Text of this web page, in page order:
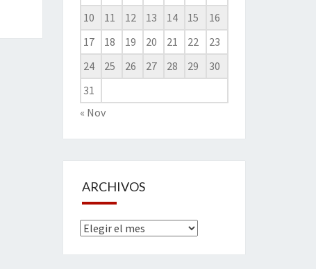
10
11 12 13 14 15
16
17
18 19 20 21 22
23
24
25 26 27 28 29
30
31
« Nov
ARCHIVOS
Archivos